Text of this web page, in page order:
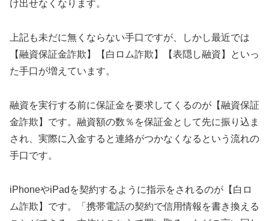
け出せなくなります。
上記も未だに無くならない手口ですが、しかし最近では
【融資保証金詐欺】【白ロム詐欺】【表隠し融資】といっ
た手口が増えています。
融資を実行する前に保証金を要求してくるのが【融資保証
金詐欺】です。融資額の数％を保証金として先に振り込ま
され、実際に入金すると連絡がつかなくなるという流れの
手口です。
iPhoneやiPadを契約するように指示をされるのが【白ロ
ム詐欺】です。「携帯電話の契約で信用情報を書き換える